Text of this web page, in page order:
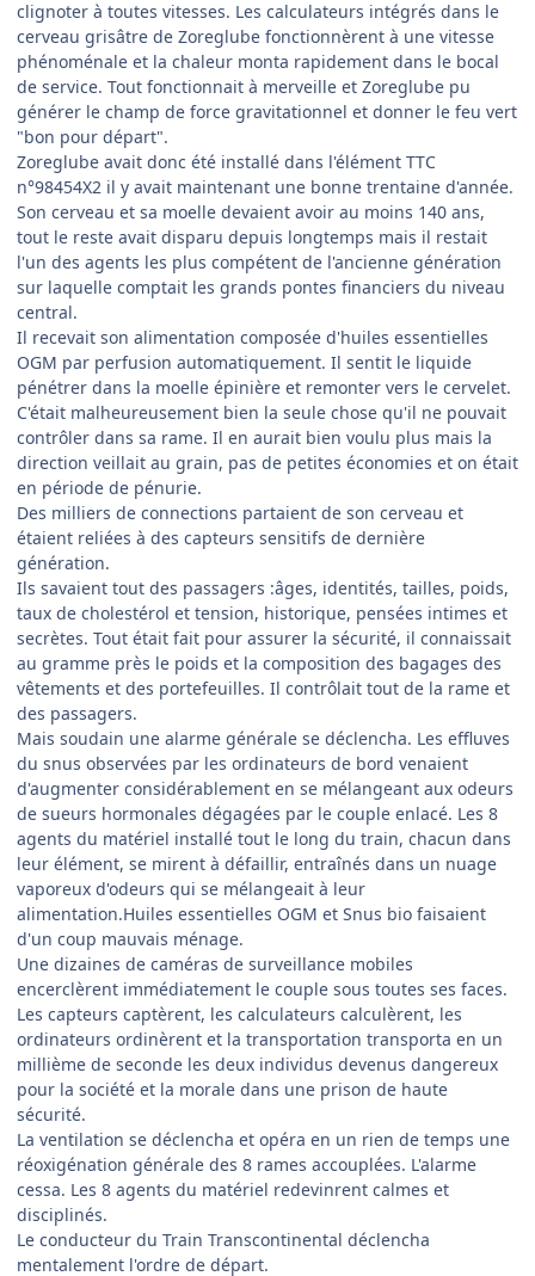
clignoter à toutes vitesses. Les calculateurs intégrés dans le
cerveau grisâtre de Zoreglube fonctionnèrent à une vitesse
phénoménale et la chaleur monta rapidement dans le bocal
de service. Tout fonctionnait à merveille et Zoreglube pu
générer le champ de force gravitationnel et donner le feu vert
"bon pour départ".
Zoreglube avait donc été installé dans l'élément TTC
n°98454X2 il y avait maintenant une bonne trentaine d'année.
Son cerveau et sa moelle devaient avoir au moins 140 ans,
tout le reste avait disparu depuis longtemps mais il restait
l'un des agents les plus compétent de l'ancienne génération
sur laquelle comptait les grands pontes financiers du niveau
central.
Il recevait son alimentation composée d'huiles essentielles
OGM par perfusion automatiquement. Il sentit le liquide
pénétrer dans la moelle épinière et remonter vers le cervelet.
C'était malheureusement bien la seule chose qu'il ne pouvait
contrôler dans sa rame. Il en aurait bien voulu plus mais la
direction veillait au grain, pas de petites économies et on était
en période de pénurie.
Des milliers de connections partaient de son cerveau et
étaient reliées à des capteurs sensitifs de dernière
génération.
Ils savaient tout des passagers :âges, identités, tailles, poids,
taux de cholestérol et tension, historique, pensées intimes et
secrètes. Tout était fait pour assurer la sécurité, il connaissait
au gramme près le poids et la composition des bagages des
vêtements et des portefeuilles. Il contrôlait tout de la rame et
des passagers.
Mais soudain une alarme générale se déclencha. Les effluves
du snus observées par les ordinateurs de bord venaient
d'augmenter considérablement en se mélangeant aux odeurs
de sueurs hormonales dégagées par le couple enlacé. Les 8
agents du matériel installé tout le long du train, chacun dans
leur élément, se mirent à défaillir, entraînés dans un nuage
vaporeux d'odeurs qui se mélangeait à leur
alimentation.Huiles essentielles OGM et Snus bio faisaient
d'un coup mauvais ménage.
Une dizaines de caméras de surveillance mobiles
encerclèrent immédiatement le couple sous toutes ses faces.
Les capteurs captèrent, les calculateurs calculèrent, les
ordinateurs ordinèrent et la transportation transporta en un
millième de seconde les deux individus devenus dangereux
pour la société et la morale dans une prison de haute
sécurité.
La ventilation se déclencha et opéra en un rien de temps une
réoxigénation générale des 8 rames accouplées. L'alarme
cessa. Les 8 agents du matériel redevinrent calmes et
disciplinés.
Le conducteur du Train Transcontinental déclencha
mentalement l'ordre de départ.